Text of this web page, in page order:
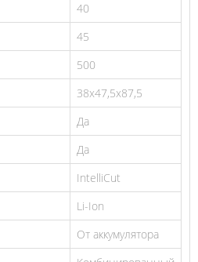
40
45
500
38х47,5х87,5
Да
Да
IntelliCut
Li-Ion
От аккумулятора